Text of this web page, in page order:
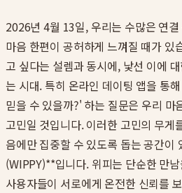
2026년 4월 13일, 우리는 수많은 연
마음 한편이 공허하게 느껴질 때가 있
고 싶다는 설렘과 동시에, 낯선 이에
는 시대. 특히 온라인 데이팅 앱을 통
믿을 수 있을까?' 하는 질문은 우리 마
고민일 것입니다. 이러한 고민의 무게
음에만 집중할 수 있도록 돕는 공간이
(WIPPY)**입니다. 위피는 단순한 만
사용자들이 서로에게 온전한 신뢰를